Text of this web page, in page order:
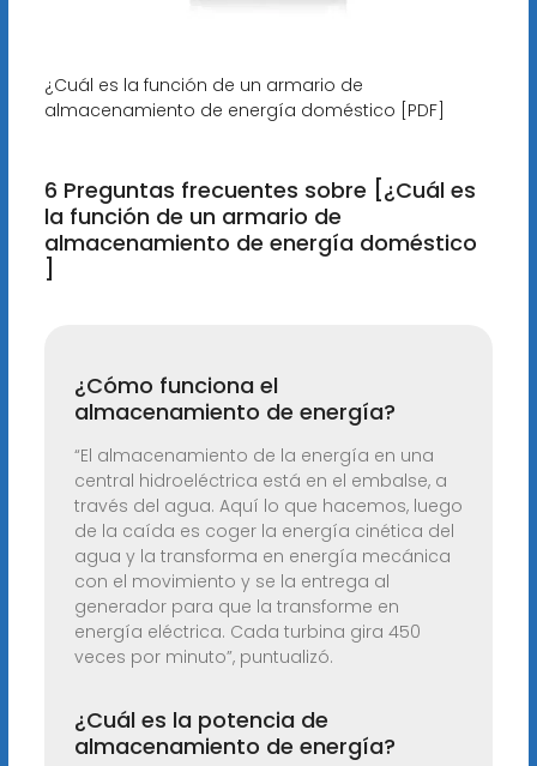
¿Cuál es la función de un armario de
almacenamiento de energía doméstico [PDF]
6 Preguntas frecuentes sobre [¿Cuál es
la función de un armario de
almacenamiento de energía doméstico
¿Cómo funciona el
almacenamiento de energía?
“El almacenamiento de la energía en una
central hidroeléctrica está en el embalse, a
través del agua. Aquí lo que hacemos, luego
de la caída es coger la energía cinética del
agua y la transforma en energía mecánica
con el movimiento y se la entrega al
generador para que la transforme en
energía eléctrica. Cada turbina gira 450
veces por minuto”, puntualizó.
¿Cuál es la potencia de
almacenamiento de energía?